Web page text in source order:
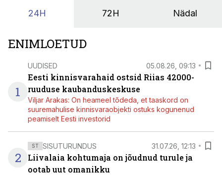
24H 72H Nädal
ENIMLOETUD
1
UUDISED 05.08.26, 09:13
Eesti kinnisvarahaid ostsid Riias 42000-
ruuduse kaubanduskeskuse
Viljar Arakas: On heameel tõdeda, et taaskord on
suuremahulise kinnisvaraobjekti ostuks kogunenud
peamiselt Eesti investorid
2
ST SISUTURUNDUS 31.07.26, 12:13
Liivalaia kohtumaja on jõudnud turule ja
ootab uut omanikku